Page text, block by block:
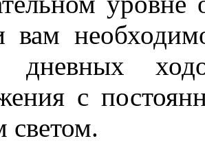
вам
дневных
с